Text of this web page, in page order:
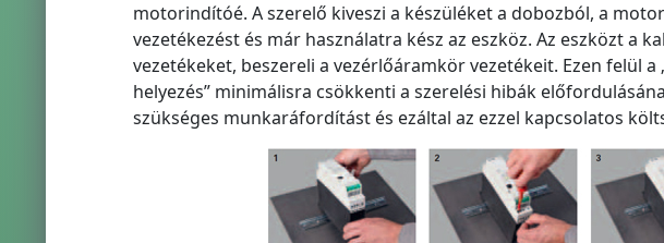
motorindítóé. A szerelő kiveszi a készüléket a dobozból, a
vezetékezést és már használatra kész az eszköz. Az eszközt a
vezetékeket, beszereli a vezérlőáramkör vezetékeit. Ezen felül
helyezés” minimálisra csökkenti a szerelési hibák
szükséges munkaráfordítást és ezáltal az ezzel kapcsolatos